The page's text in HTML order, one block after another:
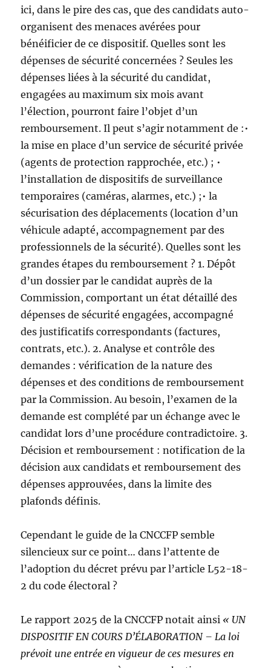
ici, dans le pire des cas, que des candidats auto-
organisent des menaces avérées pour
bénéificier de ce dispositif. Quelles sont les
dépenses de sécurité concernées ? Seules les
dépenses liées à la sécurité du candidat,
engagées au maximum six mois avant
l’élection, pourront faire l’objet d’un
remboursement. Il peut s’agir notamment de :•
la mise en place d’un service de sécurité privée
(agents de protection rapprochée, etc.) ; •
l’installation de dispositifs de surveillance
temporaires (caméras, alarmes, etc.) ;• la
sécurisation des déplacements (location d’un
véhicule adapté, accompagnement par des
professionnels de la sécurité). Quelles sont les
grandes étapes du remboursement ? 1. Dépôt
d’un dossier par le candidat auprès de la
Commission, comportant un état détaillé des
dépenses de sécurité engagées, accompagné
des justificatifs correspondants (factures,
contrats, etc.). 2. Analyse et contrôle des
demandes : vérification de la nature des
dépenses et des conditions de remboursement
par la Commission. Au besoin, l’examen de la
demande est complété par un échange avec le
candidat lors d’une procédure contradictoire. 3.
Décision et remboursement : notification de la
décision aux candidats et remboursement des
dépenses approuvées, dans la limite des
plafonds définis.
Cependant le guide de la CNCCFP semble
silencieux sur ce point… dans l’attente de
l’adoption du décret prévu par l’article L52-18-
2 du code électoral ?
Le rapport 2025 de la CNCCFP notait ainsi « UN
DISPOSITIF EN COURS D’ÉLABORATION – La loi
prévoit une entrée en vigueur de ces mesures en